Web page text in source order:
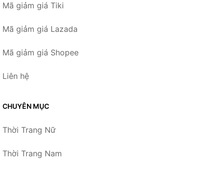
Mã giảm giá Tiki
Mã giảm giá Lazada
Mã giảm giá Shopee
Liên hệ
CHUYÊN MỤC
Thời Trang Nữ
Thời Trang Nam